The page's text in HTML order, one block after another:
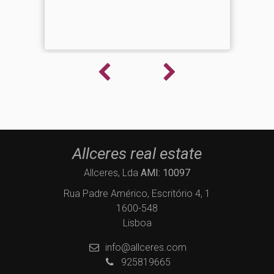
Allceres real estate
Allceres, Lda AMI: 10097
Rua Padre Américo, Escritório 4, 1
1600-548
Lisboa
info@allceres.com
925819665